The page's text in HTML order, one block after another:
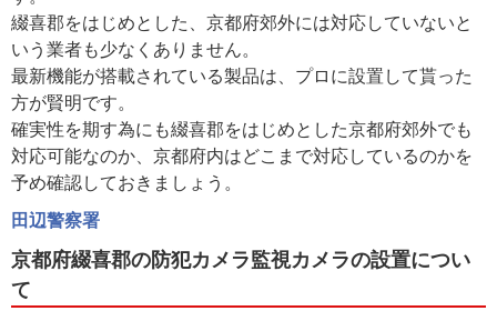
綴喜郡をはじめとした、京都府郊外には対応していないと
いう業者も少なくありません。
最新機能が搭載されている製品は、プロに設置して貰った
方が賢明です。
確実性を期す為にも綴喜郡をはじめとした京都府郊外でも
対応可能なのか、京都府内はどこまで対応しているのかを
予め確認しておきましょう。
田辺警察署
京都府綴喜郡の防犯カメラ監視カメラの設置につい
て